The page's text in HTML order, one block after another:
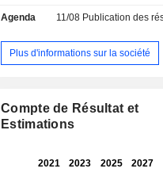
Agenda 11/08 Publication des résultats
Plus d'informations sur la société
Compte de Résultat et
Estimations